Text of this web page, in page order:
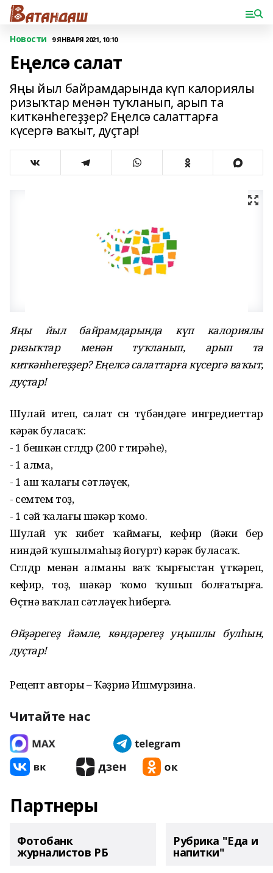
Новости 9 ЯНВАРЯ 2021, 10:10
Еңелсә салат
Яңы йыл байрамдарында күп калориялы
ризыҡтар менән туҡланып, арып та
киткәнһегеҙҙер? Еңелсә салаттарға
күсергә ваҡыт, дуҫтар!
Яңы йыл байрамдарында күп калориялы
ризыҡтар менән туҡланып, арып та
киткәнһегеҙҙер? Еңелсә салаттарға күсергә ваҡыт,
дуҫтар!
Шулай итеп, салат өсөн түбәндәге ингредиеттар
кәрәк буласаҡ:
- 1 бешкән сөгөлдөр (200 г тирәһе),
- 1 алма,
- 1 аш ҡалағы сәтләүек,
- семтем тоҙ,
- 1 сәй ҡалағы шәкәр ҡомо.
Шулай уҡ кибет ҡаймағы, кефир (йәки бер
ниндәй ҡушылмаһыҙ йогурт) кәрәк буласаҡ.
Сөгөлдөр менән алманы ваҡ ҡырғыстан үткәреп,
кефир, тоҙ, шәкәр ҡомо ҡушып болғатырға.
Өҫтөнә ваҡлап сәтләүек һибергә.
Өйҙәрегеҙ йәмле, көндәрегеҙ уңышлы булһын,
дуҫтар!
Рецепт авторы – Ҡәҙриә Ишмурзина.
Читайте нас
Партнеры
Фотобанк
журналистов РБ
Рубрика "Еда и
напитки"